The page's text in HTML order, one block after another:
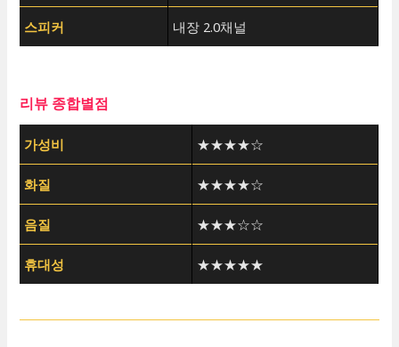
스피커 내장 2.0채널
리뷰 종합별점
가성비 ★★★★☆
화질 ★★★★☆
음질 ★★★☆☆
휴대성 ★★★★★